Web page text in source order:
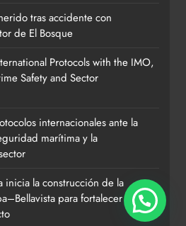
tras accidente con
de El Bosque
Protocols with the IMO,
Safety and Sector
internacionales ante la
marítima y la
inicia la construcción de la
para fortalecer el